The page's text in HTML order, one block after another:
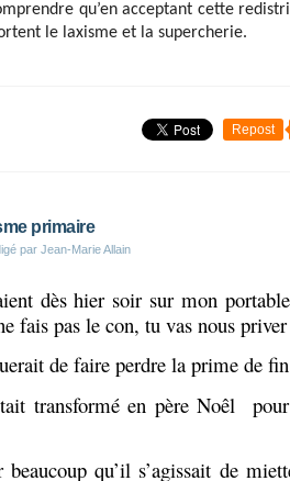
qu’en acceptant cette
le laxisme et la supercherie.
Repost
primaire
par Jean-Marie Allain
dès hier soir sur mon portabl
fais pas le con, tu vas nous
de faire perdre la prime de
transformé en père Noêl
beaucoup qu’il s’agissait de